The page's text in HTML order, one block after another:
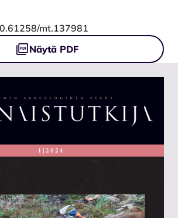
mt.137981
Näytä PDF